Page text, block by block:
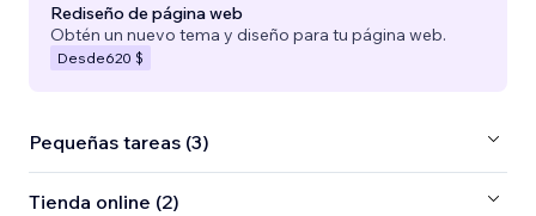
Rediseño de página web
Obtén un nuevo tema y diseño para tu página web.
Desde620 $
Pequeñas tareas (3)
Tienda online (2)